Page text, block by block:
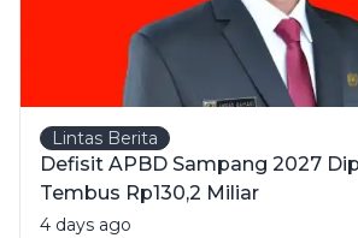
Lintas Berita
Defisit APBD Sampang 2027
Tembus Rp130,2 Miliar
4 days ago